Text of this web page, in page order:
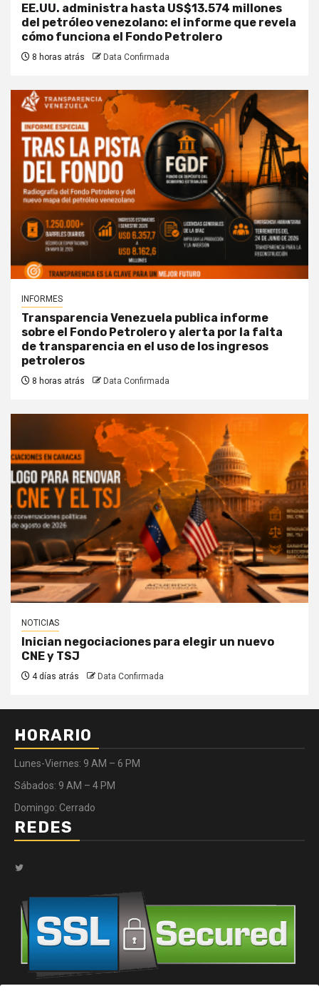
EE.UU. administra hasta US$13.574 millones
del petróleo venezolano: el informe que revela
cómo funciona el Fondo Petrolero
8 horas atrás Data Confirmada
INFORMES
Transparencia Venezuela publica informe
sobre el Fondo Petrolero y alerta por la falta
de transparencia en el uso de los ingresos
petroleros
8 horas atrás Data Confirmada
NOTICIAS
Inician negociaciones para elegir un nuevo
CNE y TSJ
4 días atrás Data Confirmada
HORARIO
Lunes-Viernes: 9 AM – 6 PM
Sábados: 9 AM – 4 PM
Domingo: Cerrado
REDES
Twitter